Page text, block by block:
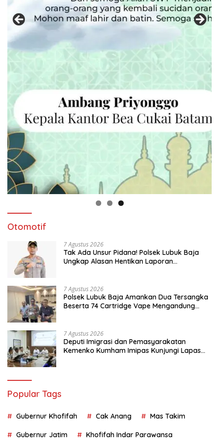
Otomotif
7 Agustus 2026
Tak Ada Unsur Pidana! Polsek Lubuk Baja
Ungkap Alasan Hentikan Laporan
7 Agustus 2026
Polsek Lubuk Baja Amankan Dua Tersangka
Beserta 74 Cartridge Vape Mengandung
7 Agustus 2026
Deputi Imigrasi dan Pemasyarakatan
Kemenko Kumham Imipas Kunjungi Lapas
Popular Tags
Gubernur Khofifah Cak Anang Mas Takim
Gubernur Jatim Khofifah Indar Parawansa